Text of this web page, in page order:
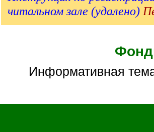
читальном зале (удалено)
Информативная